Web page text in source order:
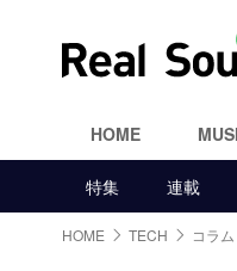
HOME
特集 連載
HOME TECH コラム